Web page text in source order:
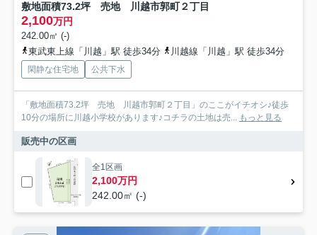
敷地面積73.2坪 売地 川越市郭町２丁目
2,100万円
242.00㎡ (-)
東武東上線「川越」駅 徒歩34分
川越線「川越」駅 徒歩34分
閑静な住宅地 公共下水
「敷地面積73.2坪 売地 川越市郭町２丁目」のここがイチオシ♪徒歩
10分の場所に川越小学校があります♪コチラの土地は売... もっと見る
販売中の区画
全1区画
2,100万円
242.00㎡ (-)